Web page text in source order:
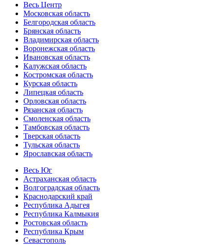
Весь Центр
Московская область
Белгородская область
Брянская область
Владимирская область
Воронежская область
Ивановская область
Калужская область
Костромская область
Курская область
Липецкая область
Орловская область
Рязанская область
Смоленская область
Тамбовская область
Тверская область
Тульская область
Ярославская область
Весь Юг
Астраханская область
Волгоградская область
Краснодарский край
Республика Адыгея
Республика Калмыкия
Ростовская область
Республика Крым
Севастополь